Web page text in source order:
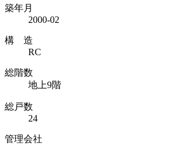
築年月
2000-02
構 造
RC
総階数
地上9階
総戸数
24
管理会社